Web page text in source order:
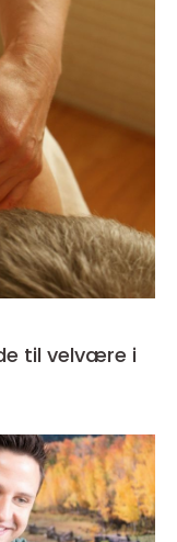
til velvære i